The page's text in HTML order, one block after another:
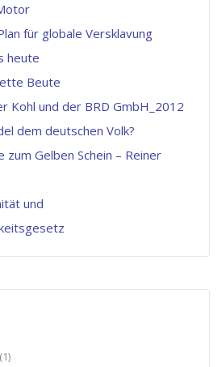
für globale Versklavung
heute
Beute
Kohl und der BRD GmbH_2012
dem deutschen Volk?
zum Gelben Schein – Reiner
und
(1)